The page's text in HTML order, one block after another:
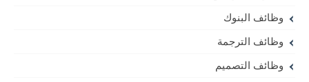
وظائف البنوك
وظائف الترجمة
وظائف التصميم